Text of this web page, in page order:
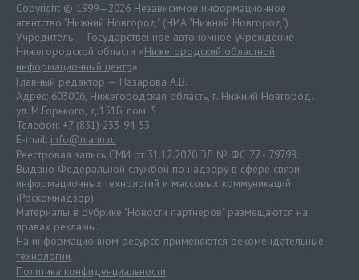
Copyright © 1999—2026 Независимое информационное
агентство "Нижний Новгород" (НИА "Нижний Новгород")
Учредитель — Государственное автономное учреждение
Нижегородской области «Нижегородский областной
информационный центр»
Главный редактор — Назарова А.В.
Адрес: 603006, Нижегородская область, г. Нижний Новгород.
ул. М.Горького, д.151Б, пом. 5
Телефон: +7 (831) 233-94-53
E-mail: info@niann.ru
Реестровая запись СМИ от 31.12.2020 ЭЛ № ФС 77 - 79798.
Выдано Федеральной службой по надзору в сфере связи,
информационных технологий и массовых коммуникаций
(Роскомнадзор).
Материалы в рубрике "Новости партнеров" размещаются на
правах рекламы.
На информационном ресурсе применяются рекомендательные
технологии.
Политика конфиденциальности